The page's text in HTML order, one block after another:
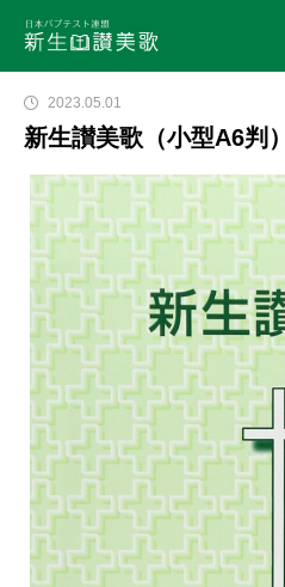
2023.05.01
新生讃美歌（小型A6判